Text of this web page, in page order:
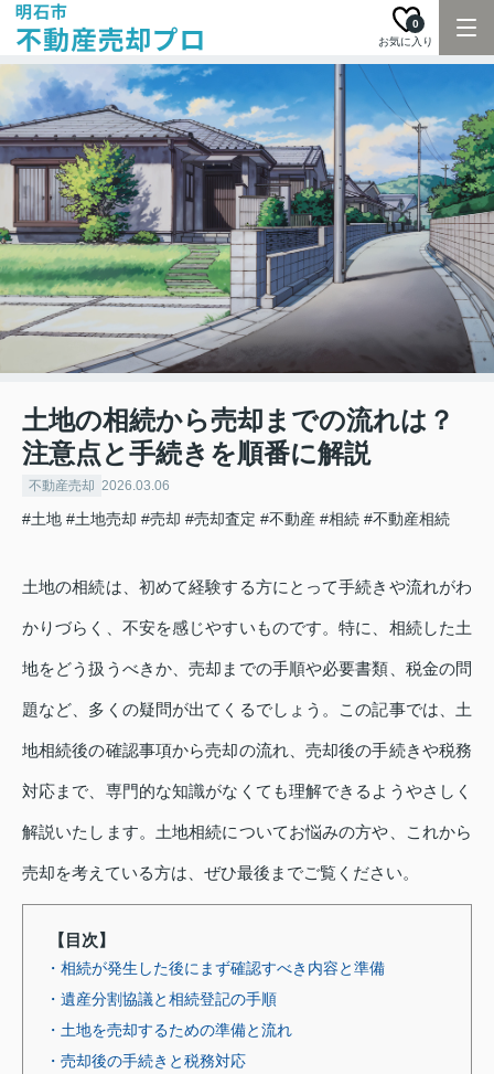
お気に入り
0
土地の相続から売却までの流れは？
注意点と手続きを順番に解説
不動産売却 2026.03.06
#土地 #土地売却 #売却 #売却査定 #不動産 #相続 #不動産相続
土地の相続は、初めて経験する方にとって手続きや流れがわ
かりづらく、不安を感じやすいものです。特に、相続した土
地をどう扱うべきか、売却までの手順や必要書類、税金の問
題など、多くの疑問が出てくるでしょう。この記事では、土
地相続後の確認事項から売却の流れ、売却後の手続きや税務
対応まで、専門的な知識がなくても理解できるようやさしく
解説いたします。土地相続についてお悩みの方や、これから
売却を考えている方は、ぜひ最後までご覧ください。
【目次】
・相続が発生した後にまず確認すべき内容と準備
・遺産分割協議と相続登記の手順
・土地を売却するための準備と流れ
・売却後の手続きと税務対応